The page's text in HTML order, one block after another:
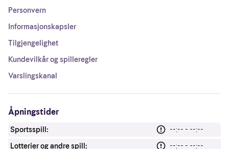
Personvern
Informasjonskapsler
Tilgjengelighet
Kundevilkår og spilleregler
Varslingskanal
Åpningstider
Sportsspill:
--:-- - --:--
Lotterier og andre spill:
--:-- - --:--